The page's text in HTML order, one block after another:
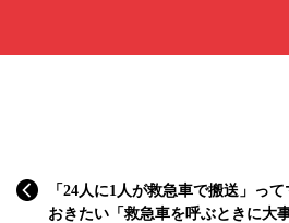
「24人に1人が救急車で搬送」っ
おきたい「救急車を呼ぶときに大